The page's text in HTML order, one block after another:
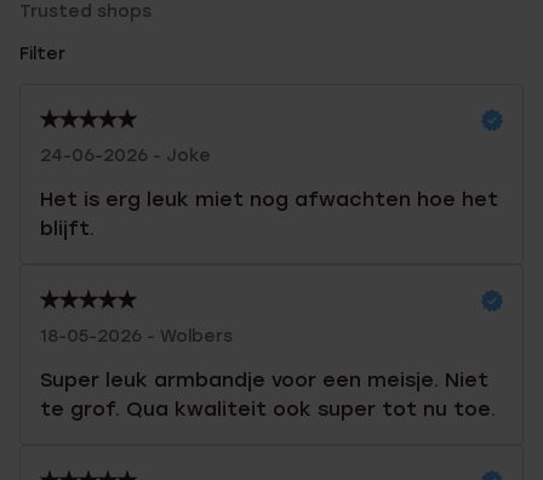
Trusted shops
Filter
24-06-2026 - Joke
Het is erg leuk miet nog afwachten hoe het
blijft.
18-05-2026 - Wolbers
Super leuk armbandje voor een meisje. Niet
te grof. Qua kwaliteit ook super tot nu toe.